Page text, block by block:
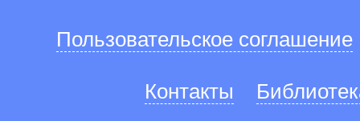
Пользовательское соглашение
Контакты